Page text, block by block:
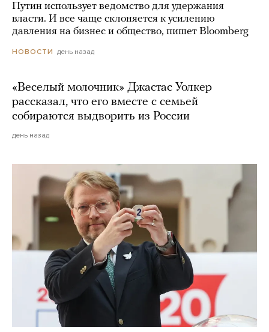
Путин использует ведомство для удержания
власти. И все чаще склоняется к усилению
давления на бизнес и общество, пишет Bloomberg
НОВОСТИ день назад
«Веселый молочник» Джастас Уолкер
рассказал, что его вместе с семьей
собираются выдворить из России
день назад